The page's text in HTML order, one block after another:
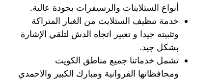
أنواع الستلايتات والرسيفرات بجودة عالية.
خدمة تنظيف الستلايت من الغبار المتراكة
وتثبيته جيدا و تغيير اتجاه الدش لتلقي الإشارة
بشكل جيد.
تشمل خدماتنا جميع مناطق الكويت
ومحافظاتها الفروانية ومبارك الكبير والاحمدي